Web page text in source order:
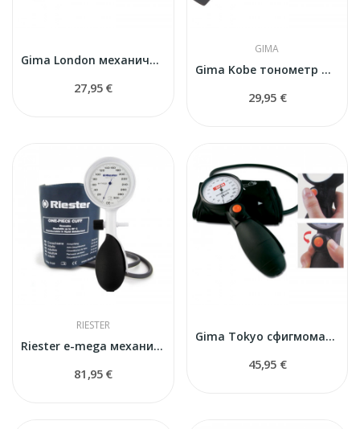
Gima London механический тонометр
27,95 €
GIMA
Gima Kobe тонометр механический
29,95 €
RIESTER
Riester e-mega механический тонометр
81,95 €
Gima Tokyo сфигмоманометр
45,95 €